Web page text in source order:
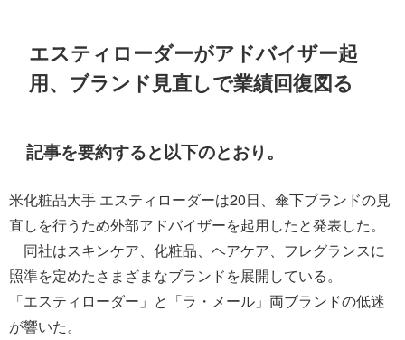
エスティローダーがアドバイザー起
用、ブランド見直しで業績回復図る
記事を要約すると以下のとおり。
米化粧品大手 エスティローダーは20日、傘下ブランドの見
直しを行うため外部アドバイザーを起用したと発表した。
同社はスキンケア、化粧品、ヘアケア、フレグランスに
照準を定めたさまざまなブランドを展開している。
「エスティローダー」と「ラ・メール」両ブランドの低迷
が響いた。